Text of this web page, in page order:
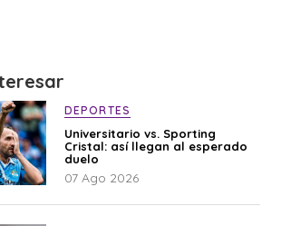
DEPORTES
Universitario vs. Sporting
Cristal: así llegan al esperado
duelo
07 Ago 2026